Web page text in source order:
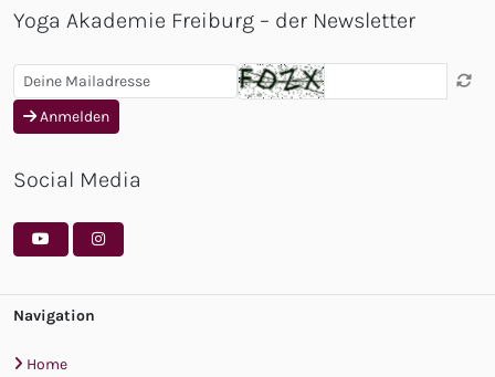
Yoga Akademie Freiburg – der Newsletter
Anmelden
Social Media
Navigation
Home